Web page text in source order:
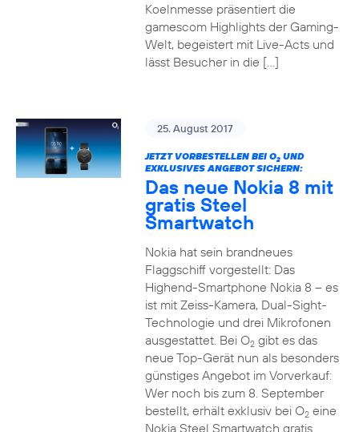
Koelnmesse präsentiert die
gamescom Highlights der Gaming-
Welt, begeistert mit Live-Acts und
lässt Besucher in die […]
25. August 2017
JETZT VORBESTELLEN BEI O2UND
EXKLUSIVES ANGEBOT SICHERN:
Das neue Nokia 8 mit
gratis Steel
Smartwatch
Nokia hat sein brandneues
Flaggschiff vorgestellt: Das
Highend-Smartphone Nokia 8 – es
ist mit Zeiss-Kamera, Dual-Sight-
Technologie und drei Mikrofonen
ausgestattet. Bei O2gibt es das
neue Top-Gerät nun als besonders
günstiges Angebot im Vorverkauf:
Wer noch bis zum 8. September
bestellt, erhält exklusiv bei O2eine
Nokia Steel Smartwatch gratis